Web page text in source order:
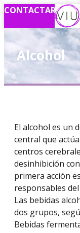
CONTACTAR
Alcohol
El alcohol es un
central que
centros
desinhibición
primera acción
responsables
Las bebidas
dos grupos,
Bebidas